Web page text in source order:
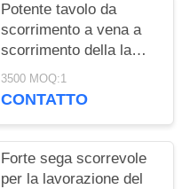
Potente tavolo da
scorrimento a vena a
scorrimento della lama
da lama da 8000
giri/min con porta di
V/380 V
3500 MOQ:1
CONTATTO
Forte sega scorrevole
per la lavorazione del